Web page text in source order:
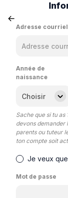
Adresse courriel
Année de
naissance
Sache que si tu as
devons demander
parents ou tuteur
ton compte soit
Je veux
Mot de passe